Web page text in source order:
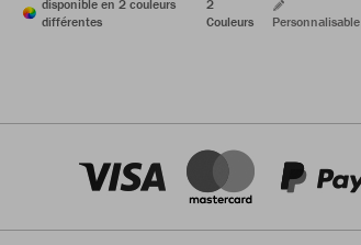
disponible en 2 couleurs
différentes
2
Couleurs
Personnalisable